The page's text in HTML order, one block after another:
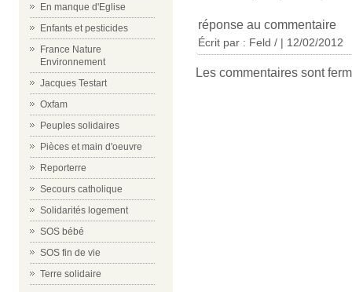
En manque d'Eglise
Enfants et pesticides
France Nature
Environnement
Jacques Testart
Oxfam
Peuples solidaires
Pièces et main d'oeuvre
Reporterre
Secours catholique
Solidarités logement
SOS bébé
SOS fin de vie
Terre solidaire
réponse au commentaire
Écrit par : Feld / | 12/02/2012
Les commentaires sont